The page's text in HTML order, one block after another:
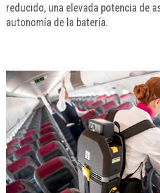
reducido, una elevada potencia de
autonomía de la batería.